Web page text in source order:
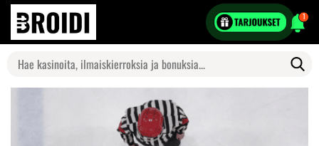
1
Search
for: